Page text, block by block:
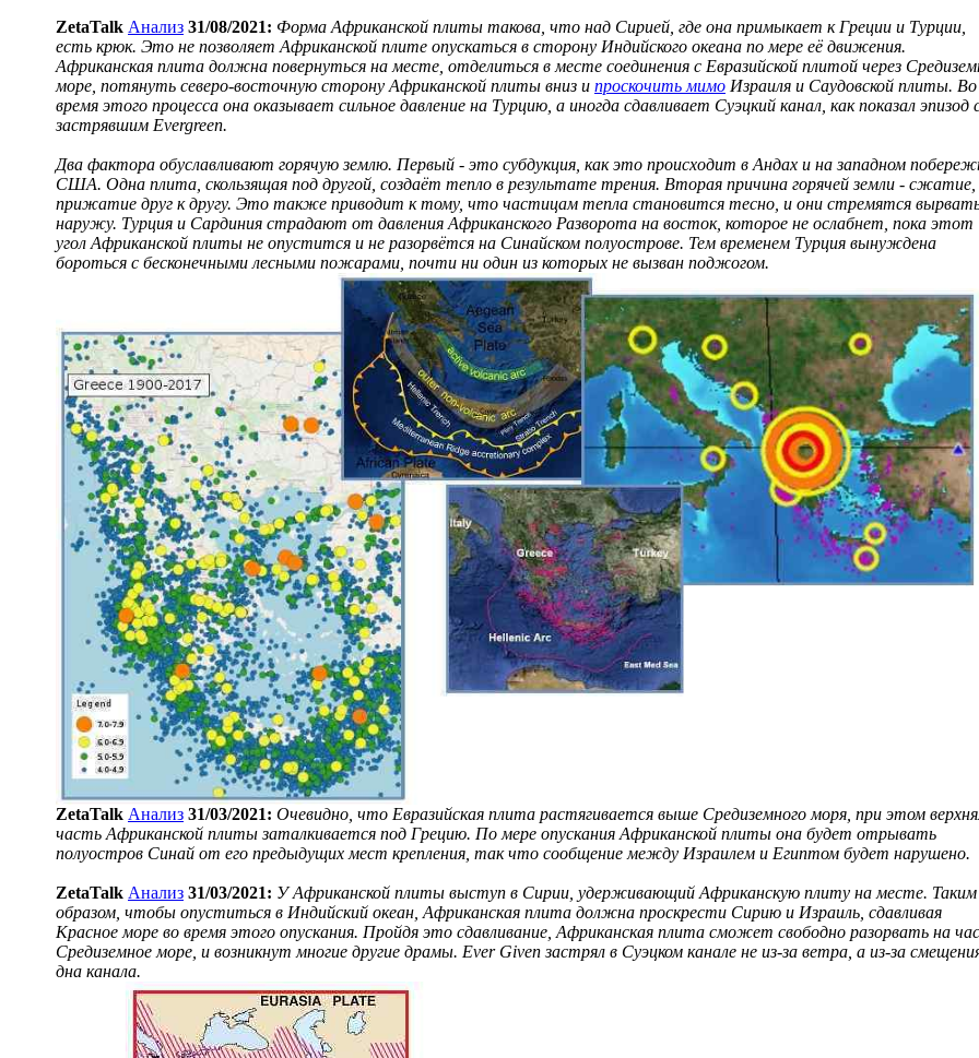
ZetaTalk Анализ 31/08/2021: Форма Африканской плиты такова, что над Сирией, где она примыкает к Греции и Турции,
есть крюк. Это не позволяет Африканской плите опускаться в сторону Индийского океана по мере её движения.
Африканская плита должна повернуться на месте, отделиться в месте соединения с Евразийской плитой через
море, потянуть северо-восточную сторону Африканской плиты вниз и проскочить мимо Израиля и Саудовской плиты. Во
время этого процесса она оказывает сильное давление на Турцию, а иногда сдавливает Суэцкий канал, как показал эпизод
застрявшим Evergreen.
Два фактора обуславливают горячую землю. Первый - это субдукция, как это происходит в Андах и на западном
США. Одна плита, скользящая под другой, создаёт тепло в результате трения. Вторая причина горячей земли - сжатие,
прижатие друг к другу. Это также приводит к тому, что частицам тепла становится тесно, и они стремятся
наружу. Турция и Сардиния страдают от давления Африканского Разворота на восток, которое не ослабнет, пока этот
угол Африканской плиты не опустится и не разорвётся на Синайском полуострове. Тем временем Турция вынуждена
бороться с бесконечными лесными пожарами, почти ни один из которых не вызван поджогом.
ZetaTalk Анализ 31/03/2021: Очевидно, что Евразийская плита растягивается выше Средиземного моря, при этом
часть Африканской плиты заталкивается под Грецию. По мере опускания Африканской плиты она будет отрывать
полуостров Синай от его предыдущих мест крепления, так что сообщение между Израилем и Египтом будет нарушено.
ZetaTalk Анализ 31/03/2021: У Африканской плиты выступ в Сирии, удерживающий Африканскую плиту на месте. Таким
образом, чтобы опуститься в Индийский океан, Африканская плита должна проскрести Сирию и Израиль, сдавливая
Красное море во время этого опускания. Пройдя это сдавливание, Африканская плита сможет свободно разорвать на
Средиземное море, и возникнут многие другие драмы. Ever Given застрял в Суэцком канале не из-за ветра, а из-за
дна канала.